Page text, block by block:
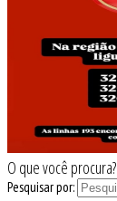
O que você procura?
Pesquisar por: